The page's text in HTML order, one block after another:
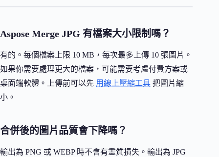
Aspose Merge JPG 有檔案大小限制嗎？
有的。每個檔案上限 10 MB，每次最多上傳 10 張圖片。
如果你需要處理更大的檔案，可能需要考慮付費方案或
桌面端軟體。上傳前可以先 用線上壓縮工具 把圖片縮
小。
合併後的圖片品質會下降嗎？
輸出為 PNG 或 WEBP 時不會有畫質損失。輸出為 JPG